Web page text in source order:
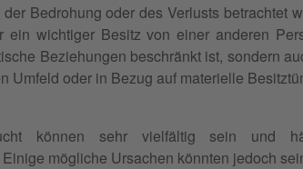
Bedrohung oder des Verlusts betrachtet
ein wichtiger Besitz von einer anderen
Beziehungen beschränkt ist, sondern
Umfeld oder in Bezug auf materielle
können sehr vielfältig sein und
mögliche Ursachen könnten jedoch